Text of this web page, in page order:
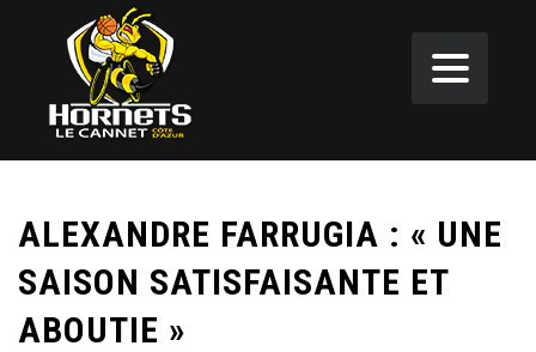
ALEXANDRE FARRUGIA : « UNE
SAISON SATISFAISANTE ET
ABOUTIE »